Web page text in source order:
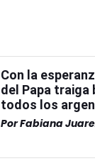
Con la
del Papa traiga
todos los
PorFabiana